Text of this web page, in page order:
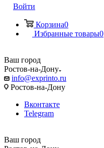
Войти
Корзина0
Избранные товары0
Ваш город
Ростов-на-Дону
info@exprinto.ru
Ростов-на-Дону
Вконтакте
Telegram
Ваш город